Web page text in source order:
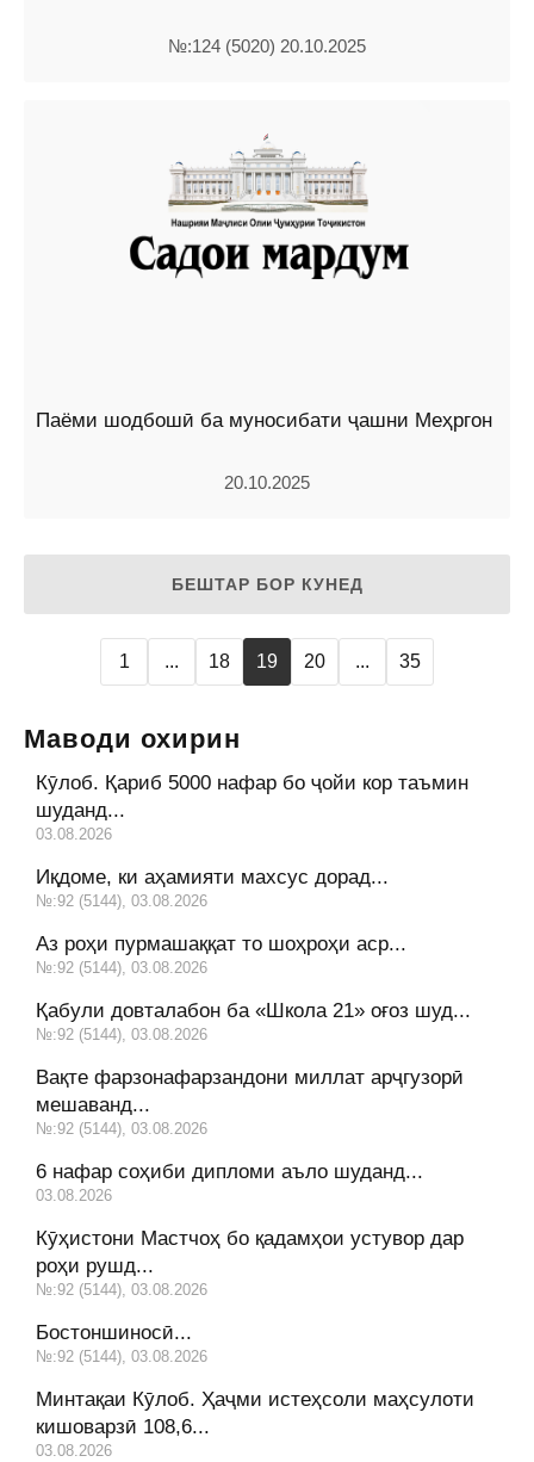
№:124 (5020) 20.10.2025
Паёми шодбошӣ ба муносибати ҷашни Меҳргон
20.10.2025
БЕШТАР БОР КУНЕД
1 ... 18 19 20 ... 35
Маводи охирин
Кӯлоб. Қариб 5000 нафар бо ҷойи кор таъмин
шуданд...
03.08.2026
Иқдоме, ки аҳамияти махсус дорад...
№:92 (5144), 03.08.2026
Аз роҳи пурмашаққат то шоҳроҳи аср...
№:92 (5144), 03.08.2026
Қабули довталабон ба «Школа 21» оғоз шуд...
№:92 (5144), 03.08.2026
Вақте фарзонафарзандони миллат арҷгузорӣ
мешаванд...
№:92 (5144), 03.08.2026
6 нафар соҳиби дипломи аъло шуданд...
03.08.2026
Кӯҳистони Мастчоҳ бо қадамҳои устувор дар
роҳи рушд...
№:92 (5144), 03.08.2026
Бостоншиносӣ...
№:92 (5144), 03.08.2026
Минтақаи Кӯлоб. Ҳаҷми истеҳсоли маҳсулоти
кишоварзӣ 108,6...
03.08.2026